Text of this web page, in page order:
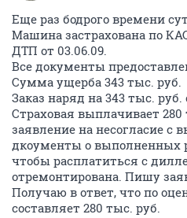
Еще раз бодрого времени
Машина застрахована по
ДТП от 03.06.09.
Все документы
Сумма ущерба 343 тыс. руб.
Заказ наряд на 343 тыс. руб.
Страховая выплачивает
заявление на несогласие с
дкоументы о выполненных
чтобы расплатиться с
отремонтирована. Пишу
Получаю в ответ, что по
составляет 280 тыс. руб.